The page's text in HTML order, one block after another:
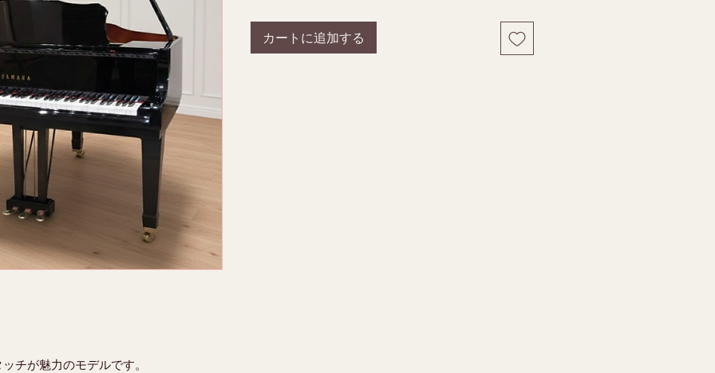
チが魅力のモデルです。
カートに追加する